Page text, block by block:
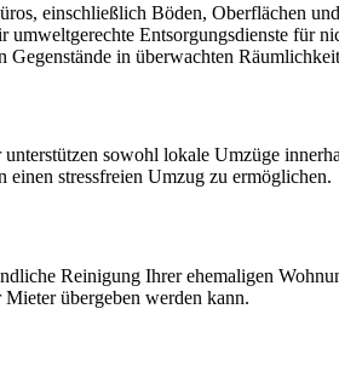
einschließlich Böden, Oberflächen
Entsorgungsdienste für
in überwachten
sowohl lokale Umzüge
einen stressfreien Umzug zu ermöglichen.
Reinigung Ihrer ehemaligen
übergeben werden kann.